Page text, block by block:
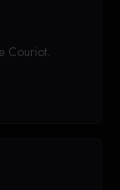
Couriot.